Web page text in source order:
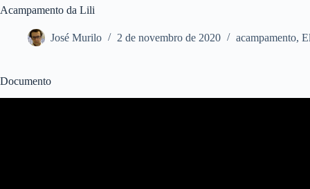
Acampamento da Lili
José Murilo 2 de novembro de 2020 acampamento,
Documento